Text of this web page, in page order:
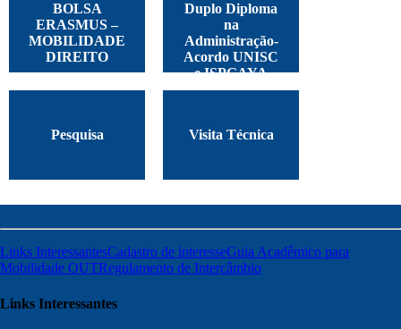
BOLSA
ERASMUS –
MOBILIDADE
DIREITO
Duplo Diploma
na
Administração-
Acordo UNISC
e ISPGAYA
Pesquisa Visita Técnica
Links InteressantesCadastro de interesseGuia Acadêmico para
Mobilidade OUTRegulamento de Intercâmbio
Links Interessantes